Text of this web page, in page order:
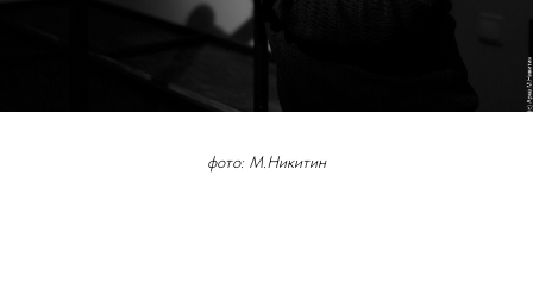
фото: М.Никитин